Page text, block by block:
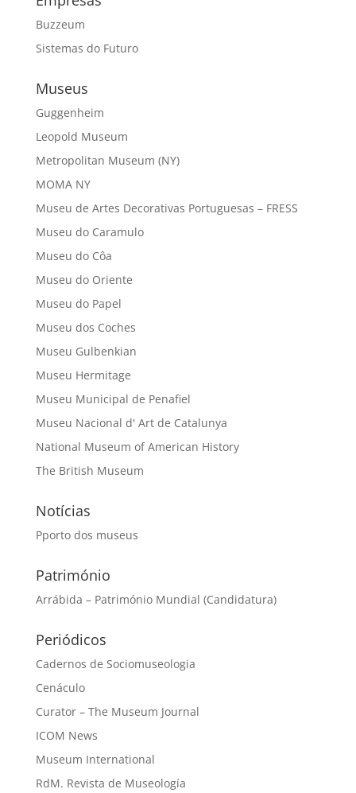
Buzzeum
Sistemas do Futuro
Museus
Guggenheim
Leopold Museum
Metropolitan Museum (NY)
MOMA NY
Museu de Artes Decorativas Portuguesas – FRESS
Museu do Caramulo
Museu do Côa
Museu do Oriente
Museu do Papel
Museu dos Coches
Museu Gulbenkian
Museu Hermitage
Museu Municipal de Penafiel
Museu Nacional d' Art de Catalunya
National Museum of American History
The British Museum
Notícias
Pporto dos museus
Património
Arrábida – Património Mundial (Candidatura)
Periódicos
Cadernos de Sociomuseologia
Cenáculo
Curator – The Museum Journal
ICOM News
Museum International
RdM. Revista de Museología